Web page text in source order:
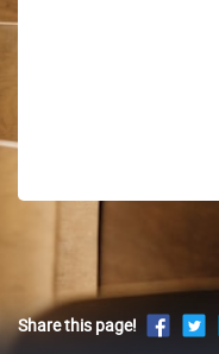
Share this page!